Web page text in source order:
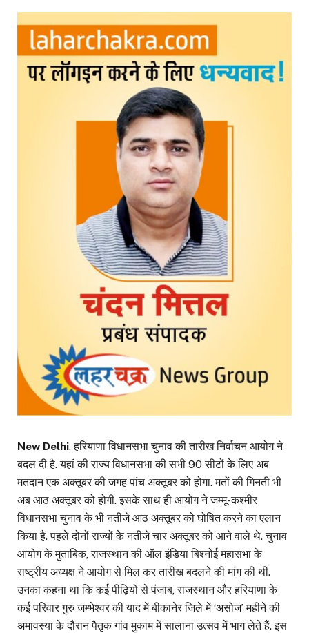
New Delhi. हरियाणा विधानसभा चुनाव की तारीख निर्वाचन आयोग ने
बदल दी है. यहां की राज्य विधानसभा की सभी 90 सीटों के लिए अब
मतदान एक अक्तूबर की जगह पांच अक्तूबर को होगा. मतों की गिनती भी
अब आठ अक्तूबर को होगी. इसके साथ ही आयोग ने जम्मू-कश्मीर
विधानसभा चुनाव के भी नतीजे आठ अक्तूबर को घोषित करने का एलान
किया है. पहले दोनों राज्यों के नतीजे चार अक्तूबर को आने वाले थे. चुनाव
आयोग के मुताबिक, राजस्थान की ऑल इंडिया बिश्नोई महासभा के
राष्ट्रीय अध्यक्ष ने आयोग से मिल कर तारीख बदलने की मांग की थी.
उनका कहना था कि कई पीढ़ियों से पंजाब, राजस्थान और हरियाणा के
कई परिवार गुरु जम्भेश्वर की याद में बीकानेर जिले में ‘असोज’ महीने की
अमावस्या के दौरान पैतृक गांव मुकाम में सालाना उत्सव में भाग लेते हैं. इस